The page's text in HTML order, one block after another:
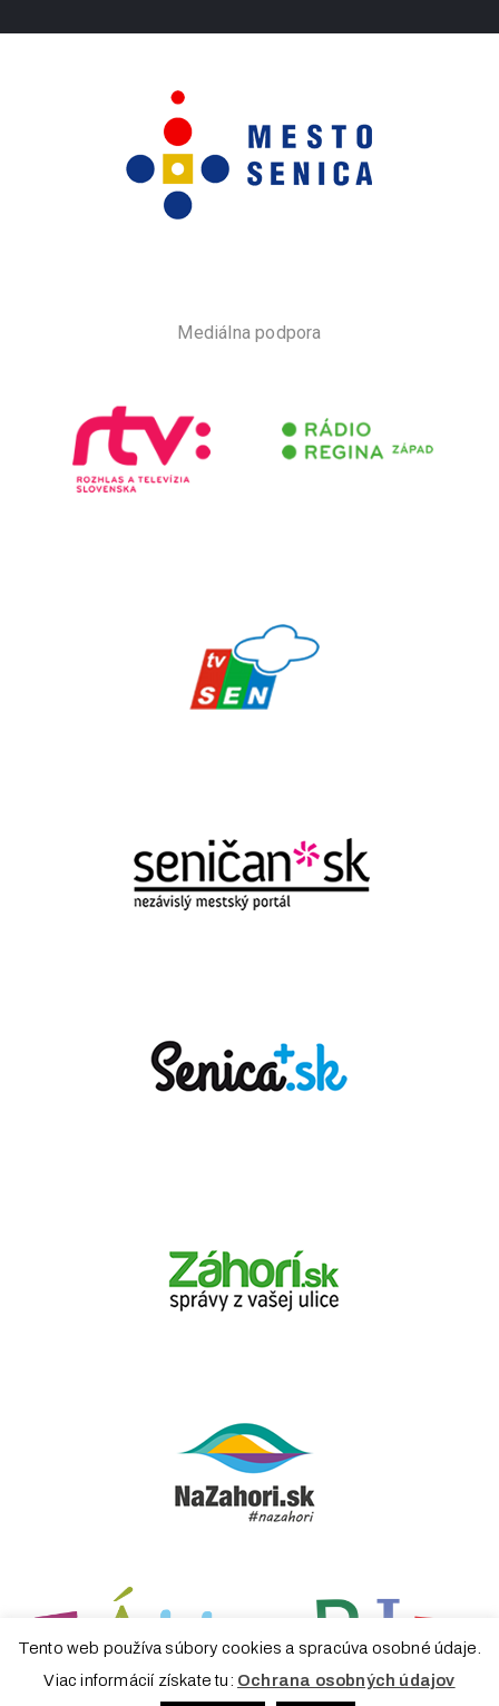
Mediálna podpora
Tento web používa súbory cookies a spracúva osobné údaje.
Viac informácií získate tu: Ochrana osobných údajov